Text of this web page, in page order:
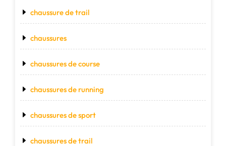
chaussure de trail
chaussures
chaussures de course
chaussures de running
chaussures de sport
chaussures de trail